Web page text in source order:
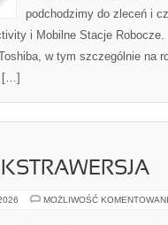
podchodzimy do zleceń i
i Mobilne Stacje Robocze.
w tym szczególnie na
[…]
MOŻLIWOŚĆ